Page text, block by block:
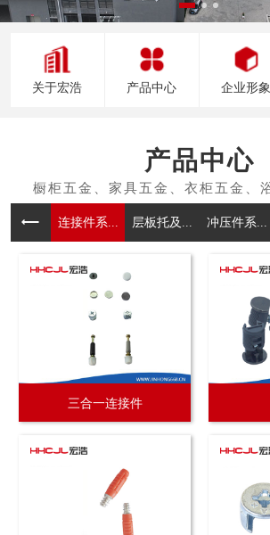
关于宏浩 产品中心 企业形象
产品中心
连接件系... 层板托及... 冲压件系...
三合一连接件